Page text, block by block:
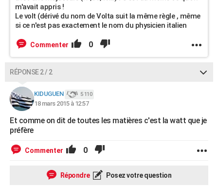
m'avait appris !
Le volt (dérivé du nom de Volta suit la même règle , même
si ce n'est pas exactement le nom du physicien italien
Commenter 0
RÉPONSE 2 / 2
KIDUGUEN 5 110
18 mars 2015 à 12:57
Et comme on dit de toutes les matières c'est la watt que je
préfère
Commenter 0
Répondre Posez votre question